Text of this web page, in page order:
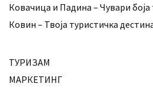
Ковачица и Падина – Чувари боја
Ковин – Твоја туристичка
ТУРИЗАМ
МАРКЕТИНГ